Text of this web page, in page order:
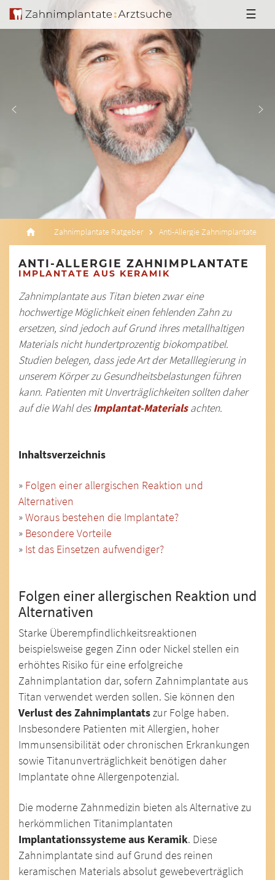
☰
Zahnimplantate Ratgeber Anti-Allergie Zahnimplantate
ANTI-ALLERGIE ZAHNIMPLANTATE
IMPLANTATE AUS KERAMIK
Zahnimplantate aus Titan bieten zwar eine
hochwertige Möglichkeit einen fehlenden Zahn zu
ersetzen, sind jedoch auf Grund ihres metallhaltigen
Materials nicht hundertprozentig biokompatibel.
Studien belegen, dass jede Art der Metalllegierung in
unserem Körper zu Gesundheitsbelastungen führen
kann. Patienten mit Unverträglichkeiten sollten daher
auf die Wahl desImplantat-Materialsachten.
Inhaltsverzeichnis
» Folgen einer allergischen Reaktion und
Alternativen
»Woraus bestehen die Implantate?
» Besondere Vorteile
» Ist das Einsetzen aufwendiger?
Folgen einer allergischen Reaktion und
Alternativen
Starke Überempfindlichkeitsreaktionen
beispielsweise gegen Zinn oder Nickel stellen ein
erhöhtes Risiko für eine erfolgreiche
Zahnimplantation dar, sofern Zahnimplantate aus
Titan verwendet werden sollen. Sie können den
Verlust des Zahnimplantatszur Folge haben.
Insbesondere Patienten mit Allergien, hoher
Immunsensibilität oder chronischen Erkrankungen
sowie Titanunverträglichkeit benötigen daher
Implantate ohne Allergenpotenzial.
Die moderne Zahnmedizin bieten als Alternative zu
herkömmlichen Titanimplantaten
Implantationssysteme aus Keramik. Diese
Zahnimplantate sind auf Grund des reinen
keramischen Materials absolut gewebeverträglich